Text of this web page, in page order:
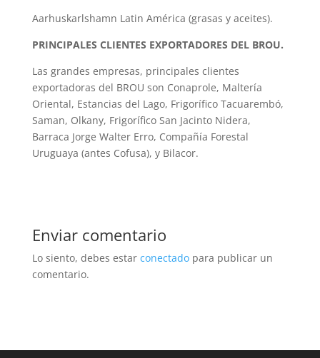
Aarhuskarlshamn Latin América (grasas y aceites).
PRINCIPALES CLIENTES EXPORTADORES DEL BROU.
Las grandes empresas, principales clientes
exportadoras del BROU son Conaprole, Maltería
Oriental, Estancias del Lago, Frigorífico Tacuarembó,
Saman, Olkany, Frigorífico San Jacinto Nidera,
Barraca Jorge Walter Erro, Compañía Forestal
Uruguaya (antes Cofusa), y Bilacor.
Enviar comentario
Lo siento, debes estar conectadopara publicar un
comentario.